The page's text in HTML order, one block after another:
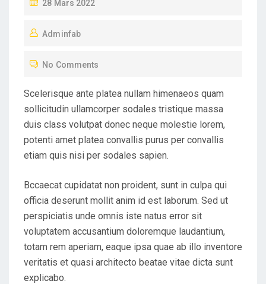
S
E
28 Mars 2022
Adminfab
No Comments
Scelerisque ante platea nullam himenaeos quam
sollicitudin ullamcorper sodales tristique massa
duis class volutpat donec neque molestie lorem,
potenti amet platea convallis purus per convallis
etiam quis nisi per sodales sapien.
Bccaecat cupidatat non proident, sunt in culpa qui
officia deserunt mollit anim id est laborum. Sed ut
perspiciatis unde omnis iste natus error sit
voluptatem accusantium doloremque laudantium,
totam rem aperiam, eaque ipsa quae ab illo inventore
veritatis et quasi architecto beatae vitae dicta sunt
explicabo.